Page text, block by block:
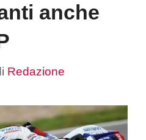
anche
Redazione